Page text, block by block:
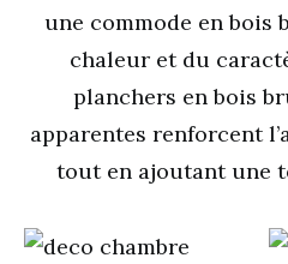
une commode en bois
chaleur et du
planchers en bois
apparentes renforcent
tout en ajoutant une